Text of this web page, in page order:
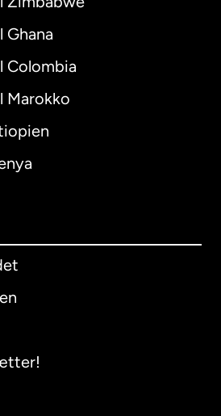
Colombia
Marokko